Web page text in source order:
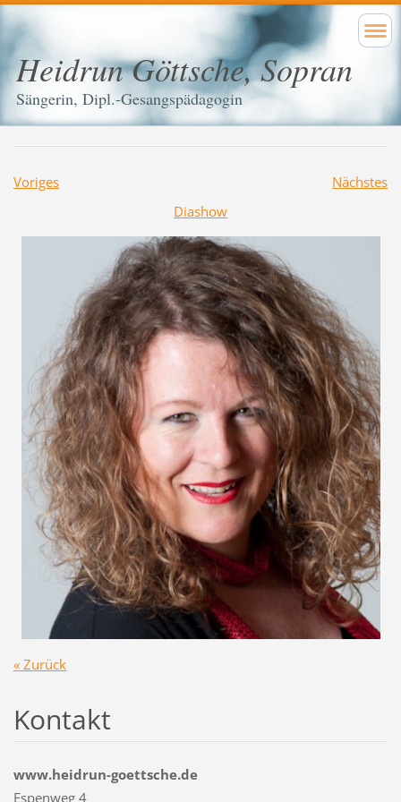
Heidrun Göttsche, Sopran
Sängerin, Dipl.-Gesangspädagogin
Voriges
Nächstes
Diashow
« Zurück
Kontakt
www.heidrun-goettsche.de
Espenweg 4